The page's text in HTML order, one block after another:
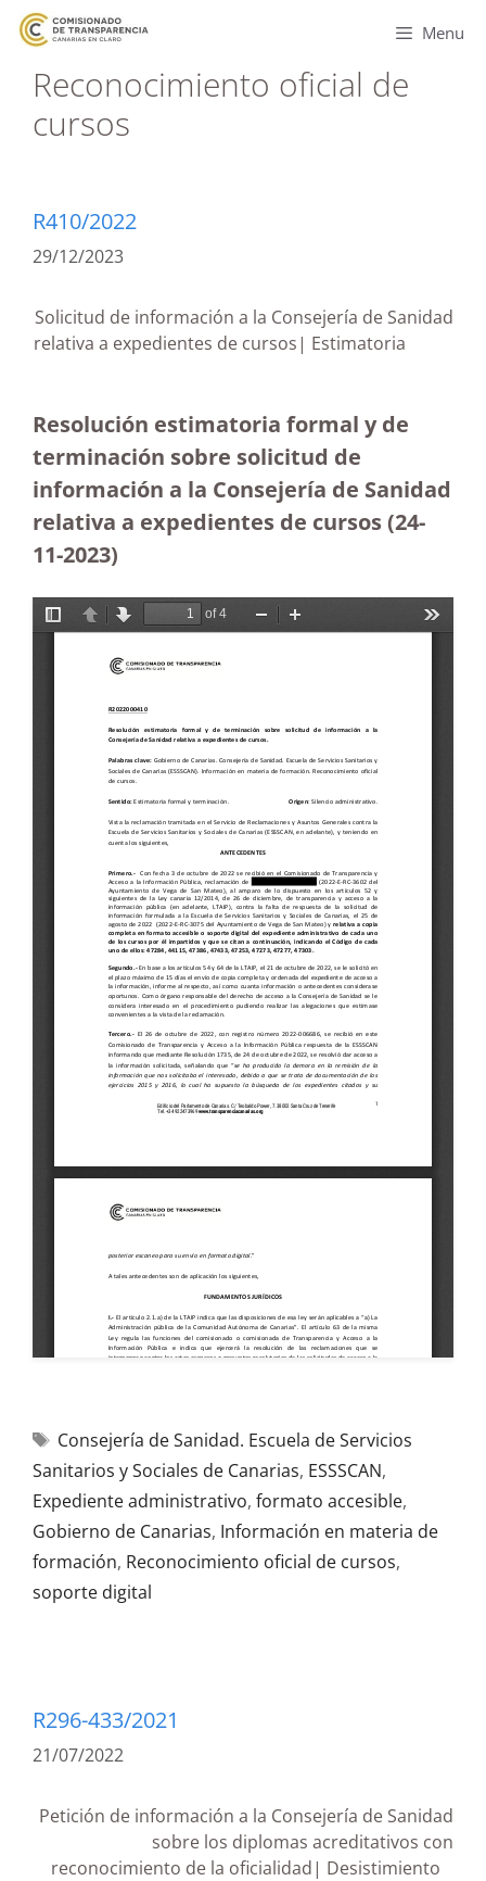
Menu
Reconocimiento oficial de
cursos
R410/2022
29/12/2023
Solicitud de información a la Consejería de Sanidad
relativa a expedientes de cursos| Estimatoria
Resolución estimatoria formal y de
terminación sobre solicitud de
información a la Consejería de Sanidad
relativa a expedientes de cursos (24-
11-2023)
Consejería de Sanidad. Escuela de Servicios
Sanitarios y Sociales de Canarias, ESSSCAN,
Expediente administrativo, formato accesible,
Gobierno de Canarias, Información en materia de
formación, Reconocimiento oficial de cursos,
soporte digital
R296-433/2021
21/07/2022
Petición de información a la Consejería de Sanidad
sobre los diplomas acreditativos con
reconocimiento de la oficialidad| Desistimiento